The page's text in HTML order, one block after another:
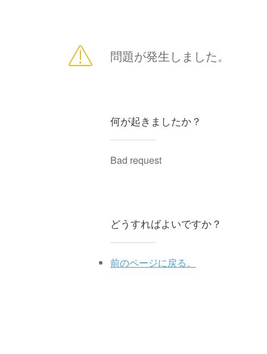
問題が発生しました。
何が起きましたか？
Bad request
どうすればよいですか？
前のページに戻る。